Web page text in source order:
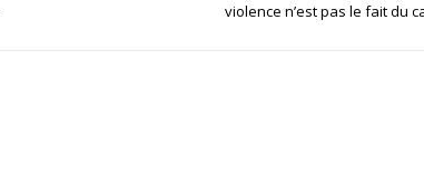
violence n’est pas le fait du